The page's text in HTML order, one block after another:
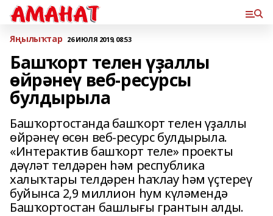
Яңылыҡтар 26 ИЮЛЯ 2019, 08:53
Башҡорт телен үҙаллы
өйрәнеү веб-ресурсы
булдырыла
Башҡортостанда башҡорт телен үҙаллы
өйрәнеү өсөн веб-ресурс булдырыла.
«Интерактив башҡорт теле» проекты
дәүләт телдәрен һәм республика
халыҡтары телдәрен һаҡлау һәм үҫтереү
буйынса 2,9 миллион һум күләмендә
Башҡортостан башлығы грантын алды.